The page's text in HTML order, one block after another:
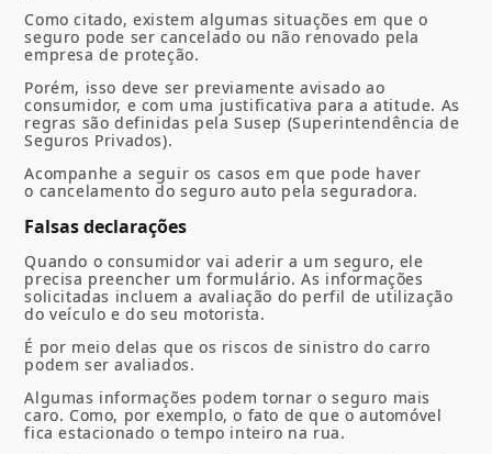
Como citado, existem algumas situações em que o
seguro pode ser cancelado ou não renovado pela
empresa de proteção.
Porém, isso deve ser previamente avisado ao
consumidor, e com uma justificativa para a atitude. As
regras são definidas pela Susep (Superintendência de
Seguros Privados).
Acompanhe a seguir os casos em que pode haver
o cancelamento do seguro auto pela seguradora.
Falsas declarações
Quando o consumidor vai aderir a um seguro, ele
precisa preencher um formulário. As informações
solicitadas incluem a avaliação do perfil de utilização
do veículo e do seu motorista.
É por meio delas que os riscos de sinistro do carro
podem ser avaliados.
Algumas informações podem tornar o seguro mais
caro. Como, por exemplo, o fato de que o automóvel
fica estacionado o tempo inteiro na rua.